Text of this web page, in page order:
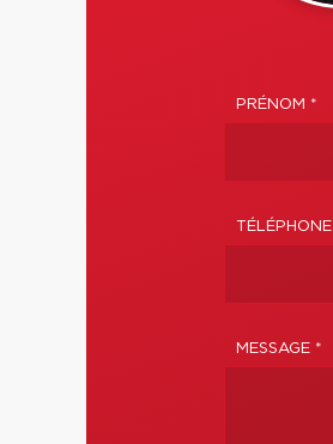
PRÉNOM *
TÉLÉPHONE
MESSAGE *